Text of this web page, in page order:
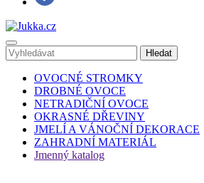
OVOCNÉ STROMKY
DROBNÉ OVOCE
NETRADIČNÍ OVOCE
OKRASNÉ DŘEVINY
JMELÍ A VÁNOČNÍ DEKORACE
ZAHRADNÍ MATERIÁL
Jmenný katalog